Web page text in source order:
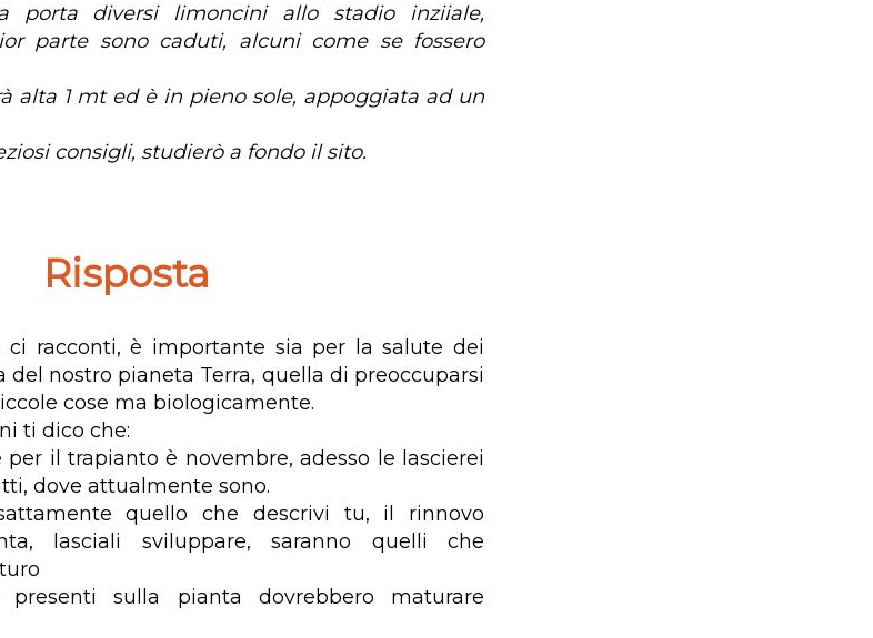
porta diversi limoncini allo stadio inziiale,
parte sono caduti, alcuni come se fossero
alta 1 mt ed è in pieno sole, appoggiata ad un
consigli, studierò a fondo il sito.
Risposta
ci racconti, è importante sia per la salute dei
nostro pianeta Terra, quella di preoccuparsi
cose ma biologicamente.
ti dico che:
per il trapianto è novembre, adesso le lascierei
dove attualmente sono.
quello che descrivi tu, il rinnovo
lasciali sviluppare, saranno quelli che
sulla pianta dovrebbero maturare